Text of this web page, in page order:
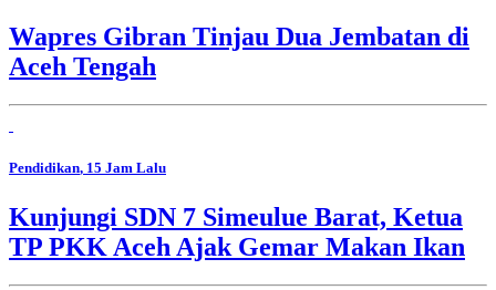
Wapres Gibran Tinjau Dua Jembatan di
Aceh Tengah
Pendidikan, 15 Jam Lalu
Kunjungi SDN 7 Simeulue Barat, Ketua
TP PKK Aceh Ajak Gemar Makan Ikan